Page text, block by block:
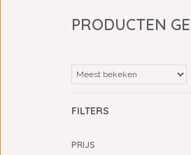
PRODUCTEN
FILTERS
PRIJS